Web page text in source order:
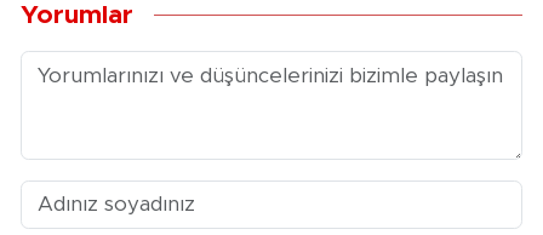
Yorumlar